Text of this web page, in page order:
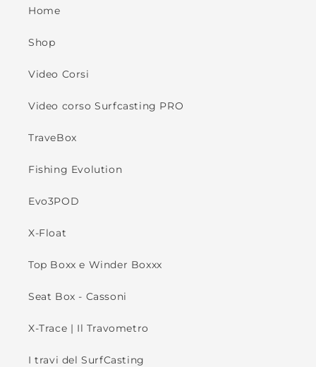
Home
Shop
Video Corsi
Video corso Surfcasting PRO
TraveBox
Fishing Evolution
Evo3POD
X-Float
Top Boxx e Winder Boxxx
Seat Box - Cassoni
X-Trace | Il Travometro
I travi del SurfCasting